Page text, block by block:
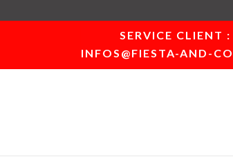
SERVICE CLIENT :
INFOS@FIESTA-AND-